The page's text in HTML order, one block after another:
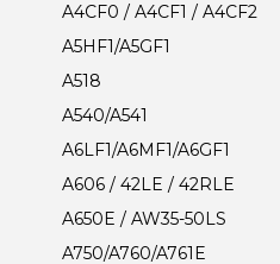
A4CF0 / A4CF1 / A4CF2
A5HF1/A5GF1
A518
A540/A541
A6LF1/A6MF1/A6GF1
A606 / 42LE / 42RLE
A650E / AW35-50LS
A750/A760/A761E